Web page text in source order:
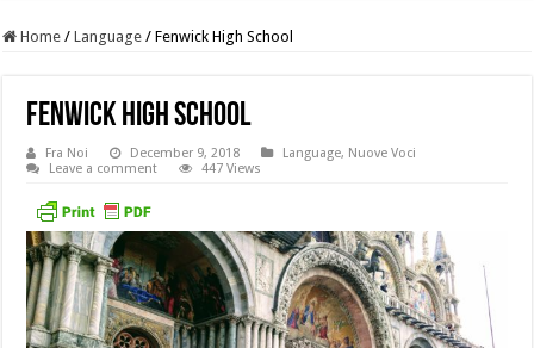
Home / Language / Fenwick High School
Fenwick High School
Fra Noi December 9, 2018 Language, Nuove Voci
Leave a comment
447 Views